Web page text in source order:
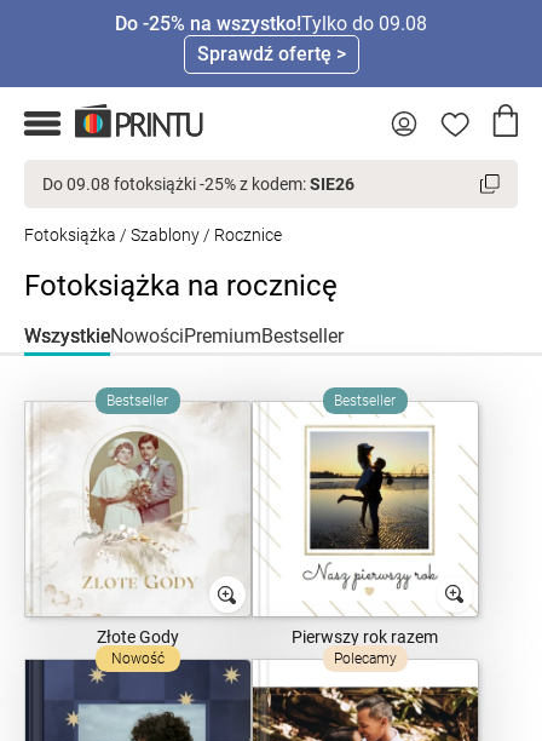
Do -25% na wszystko!Tylko do 09.08
Sprawdź ofertę >
Do 09.08 fotoksiążki -25% z kodem:SIE26
Fotoksiążka / Szablony / Rocznice
Fotoksiążka na rocznicę
WszystkieNowościPremiumBestseller
Bestseller
Złote Gody
Bestseller
Pierwszy rok razem
Nowość Polecamy